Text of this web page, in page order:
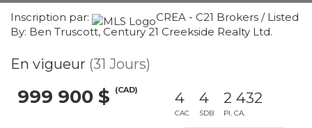
Inscription par:
CREA - C21 Brokers / Listed
By: Ben Truscott, Century 21 Creekside Realty Ltd.
En vigueur (31 Jours)
999 900 $ (CAD) 4
CAC
4
SDB
2 432
PI. CA.